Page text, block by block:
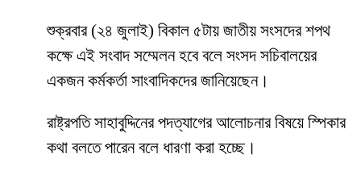
শুক্রবার (২৪ জুলাই) বিকাল ৫টায় জাতীয় সংসদের শপথ
কক্ষে এই সংবাদ সম্মেলন হবে বলে সংসদ সচিবালয়ের
একজন কর্মকর্তা সাংবাদিকদের জানিয়েছেন।
রাষ্ট্রপতি সাহাবুদ্দিনের পদত্যাগের আলোচনার বিষয়ে স্পিকার
কথা বলতে পারেন বলে ধারণা করা হচ্ছে।